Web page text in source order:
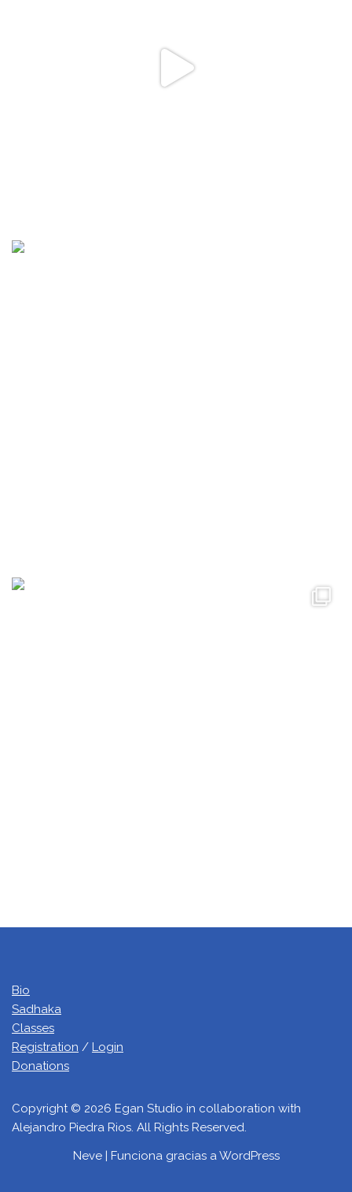
Bio
Sadhaka
Classes
Registration / Login
Donations
Copyright © 2026 Egan Studio in collaboration with
Alejandro Piedra Rios. All Rights Reserved.
Neve| Funciona gracias aWordPress